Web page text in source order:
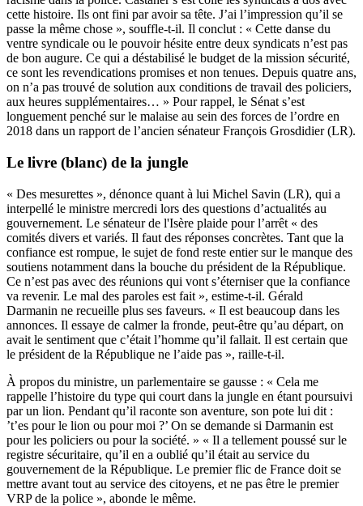
cette histoire. Ils ont fini par avoir sa tête. J’ai l’impression qu’il se
passe la même chose », souffle-t-il. Il conclut : « Cette danse du
ventre syndicale ou le pouvoir hésite entre deux syndicats n’est pas
de bon augure. Ce qui a déstabilisé le budget de la mission sécurité,
ce sont les revendications promises et non tenues. Depuis quatre ans,
on n’a pas trouvé de solution aux conditions de travail des policiers,
aux heures supplémentaires… » Pour rappel, le Sénat s’est
longuement penché surle malaise au sein des forces de l’ordre en
2018 dans un rapport de l’ancien sénateur François Grosdidier (LR).
Le livre (blanc) de la jungle
« Des mesurettes », dénonce quant à lui Michel Savin (LR), qui a
interpellé le ministre mercredi lors des questions d’actualités au
gouvernement. Le sénateur de l'Isère plaide pour l’arrêt « des
comités divers et variés. Il faut des réponses concrètes. Tant que la
confiance est rompue, le sujet de fond reste entier sur le manque des
soutiens notamment dans la bouche du président de la République.
Ce n’est pas avec des réunions qui vont s’éterniser que la confiance
va revenir. Le mal des paroles est fait », estime-t-il. Gérald
Darmanin ne recueille plus ses faveurs. « Il est beaucoup dans les
annonces. Il essaye de calmer la fronde, peut-être qu’au départ, on
avait le sentiment que c’était l’homme qu’il fallait. Il est certain que
le président de la République ne l’aide pas », raille-t-il.
À propos du ministre, un parlementaire se gausse : « Cela me
rappelle l’histoire du type qui court dans la jungle en étant poursuivi
par un lion. Pendant qu’il raconte son aventure, son pote lui dit :
’t’es pour le lion ou pour moi ?’ On se demande si Darmanin est
pour les policiers ou pour la société. » « Il a tellement poussé sur le
registre sécuritaire, qu’il en a oublié qu’il était au service du
gouvernement de la République. Le premier flic de France doit se
mettre avant tout au service des citoyens, et ne pas être le premier
VRP de la police », abonde le même.